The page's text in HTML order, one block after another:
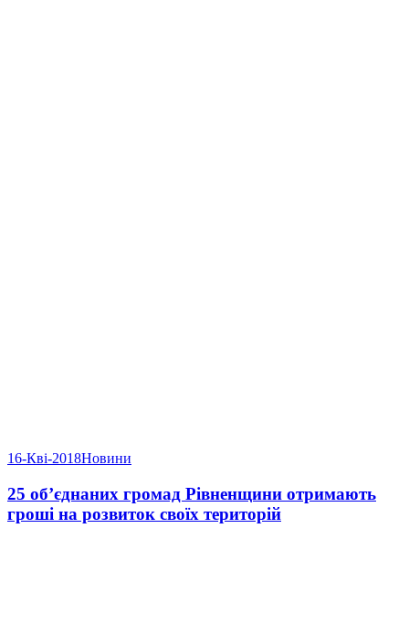
16-Кві-2018Новини
25 об’єднаних громад Рівненщини отримають
гроші на розвиток своїх територій